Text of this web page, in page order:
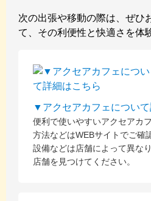
次の出張や移動の際は、ぜひ
て、その利便性と快適さを体
▼アクセアカフェについ
便利で使いやすいアクセアカ
方法などはWEBサイトでご確
設備などは店舗によって異な
店舗を見つけてください。